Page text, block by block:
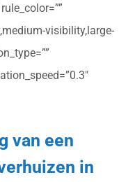
visibility,large-
van een
in